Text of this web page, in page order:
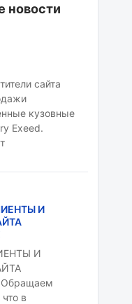
новости
сайта
кузовные
Exeed.
И
И
в